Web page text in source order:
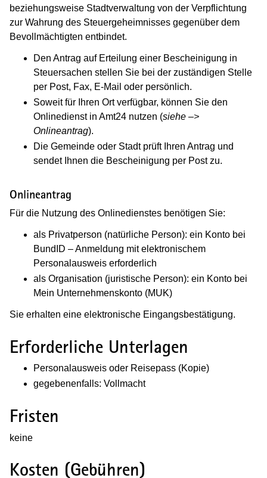
beziehungsweise Stadtverwaltung von der Verpflichtung
zur Wahrung des Steuergeheimnisses gegenüber dem
Bevollmächtigten entbindet.
Den Antrag auf Erteilung einer Bescheinigung in
Steuersachen stellen Sie bei der zuständigen Stelle
per Post, Fax, E-Mail oder persönlich.
Soweit für Ihren Ort verfügbar, können Sie den
Onlinedienst in Amt24 nutzen (siehe –>
Onlineantrag).
Die Gemeinde oder Stadt prüft Ihren Antrag und
sendet Ihnen die Bescheinigung per Post zu.
Onlineantrag
Für die Nutzung des Onlinedienstes benötigen Sie:
als Privatperson (natürliche Person): ein Konto bei
BundID – Anmeldung mit elektronischem
Personalausweis erforderlich
als Organisation (juristische Person): ein Konto bei
Mein Unternehmenskonto (MUK)
Sie erhalten eine elektronische Eingangsbestätigung.
Erforderliche Unterlagen
Personalausweis oder Reisepass (Kopie)
gegebenenfalls: Vollmacht
Fristen
keine
Kosten (Gebühren)